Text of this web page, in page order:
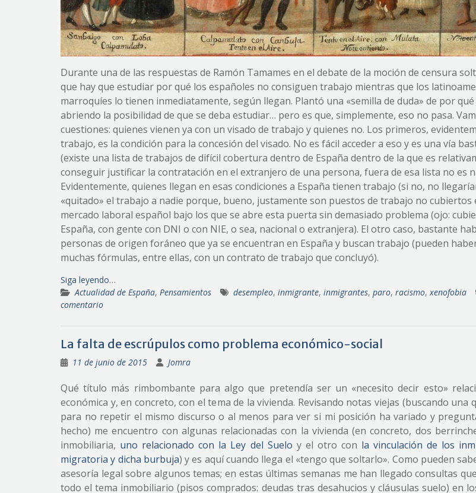
Durante una de las respuestas de Ramón Tamames en el debate de la moción de censura
que hay que estudiar por qué los españoles no consiguen trabajo mientras que los
marroquíes lo tienen inmediatamente, según llegan. Plantó una «semilla de duda» de por
abriendo la posibilidad de que se deba estudiar… pero es que, simplemente, eso no pasa.
cuestiones: quienes vienen ya con un visado de trabajo y quienes no. Los primeros,
trabajo, es la condición para la concesión del visado. No es fácil acceder a eso y es una vía
(existe una lista de trabajos de difícil cobertura dentro de España dentro de la que es
conseguir justificar la contratación en el extranjero de una persona, fuera de esa lista no es
Evidentemente, quienes llegan en esas condiciones a España tienen trabajo (si no, no
«quitado» el trabajo a nadie porque, bueno, justamente son puestos de trabajo no cubiertos
mercado laboral español bajo los que se abre esta puerta sin demasiado problema (ojo:
España, con gente con DNI o con NIE, o sea, nacional o extranjera). El otro caso, bastante
personas de origen foráneo que ya se encuentran en España y buscan trabajo (pueden
muchas fórmulas, entre ellas, con un contrato de trabajo que concluyó).
Siga leyendo…
Actualidad de España, Pensamientos desempleo, inmigrante, inmigrantes, paro, racismo, xenofobia
comentario
La falta de escrúpulos como problema económico-social
11 de junio de 2015 Jomra
Qué título más rimbombante para algo que pretendía ser un «necesito decir esto»
económica y, en concreto, con el tema de la vivienda. Revisando notas viejas (buscando una
para no repetir el mismo discurso o al menos para ver si mi posición ha variado y
hecho) me encuentro con algunas relacionadas con la vivienda (en concreto, dos
inmobiliaria, uno relacionado con la Ley del Suelo y el otro con la vinculación de los
migratoria y dicha burbuja) y es aquí cuando llega el «tengo que soltarlo». Como pueden
asesoría legal sobre algunos temas; en estas últimas semanas me han llegado consultas
todo el tema inmobiliario (pisos comprados: deudas tras desahucios y cláusulas suelo) en